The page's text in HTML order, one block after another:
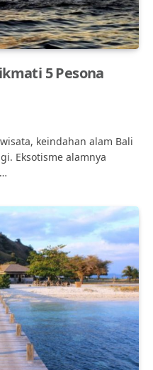
5 Pesona
keindahan alam Bali
Eksotisme alamnya